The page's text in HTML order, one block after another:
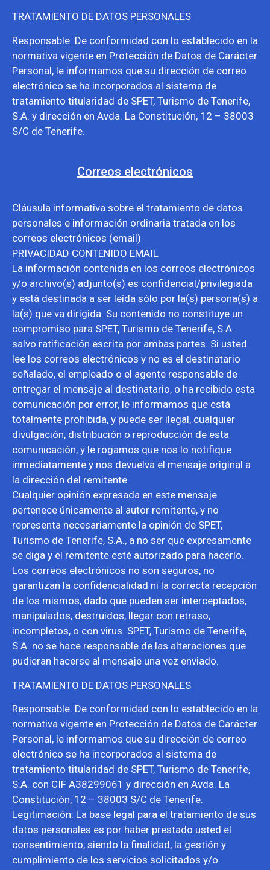
TRATAMIENTO DE DATOS PERSONALES
Responsable: De conformidad con lo establecido en la
normativa vigente en Protección de Datos de Carácter
Personal, le informamos que su dirección de correo
electrónico se ha incorporados al sistema de
tratamiento titularidad de SPET, Turismo de Tenerife,
S.A. y dirección en Avda. La Constitución, 12 – 38003
S/C de Tenerife.
Correos electrónicos
Cláusula informativa sobre el tratamiento de datos
personales e información ordinaria tratada en los
correos electrónicos (email)
PRIVACIDAD CONTENIDO EMAIL
La información contenida en los correos electrónicos
y/o archivo(s) adjunto(s) es confidencial/privilegiada
y está destinada a ser leída sólo por la(s) persona(s) a
la(s) que va dirigida. Su contenido no constituye un
compromiso para SPET, Turismo de Tenerife, S.A.
salvo ratificación escrita por ambas partes. Si usted
lee los correos electrónicos y no es el destinatario
señalado, el empleado o el agente responsable de
entregar el mensaje al destinatario, o ha recibido esta
comunicación por error, le informamos que está
totalmente prohibida, y puede ser ilegal, cualquier
divulgación, distribución o reproducción de esta
comunicación, y le rogamos que nos lo notifique
inmediatamente y nos devuelva el mensaje original a
la dirección del remitente.
Cualquier opinión expresada en este mensaje
pertenece únicamente al autor remitente, y no
representa necesariamente la opinión de SPET,
Turismo de Tenerife, S.A., a no ser que expresamente
se diga y el remitente esté autorizado para hacerlo.
Los correos electrónicos no son seguros, no
garantizan la confidencialidad ni la correcta recepción
de los mismos, dado que pueden ser interceptados,
manipulados, destruidos, llegar con retraso,
incompletos, o con virus. SPET, Turismo de Tenerife,
S.A. no se hace responsable de las alteraciones que
pudieran hacerse al mensaje una vez enviado.
TRATAMIENTO DE DATOS PERSONALES
Responsable: De conformidad con lo establecido en la
normativa vigente en Protección de Datos de Carácter
Personal, le informamos que su dirección de correo
electrónico se ha incorporados al sistema de
tratamiento titularidad de SPET, Turismo de Tenerife,
S.A. con CIF A38299061 y dirección en Avda. La
Constitución, 12 – 38003 S/C de Tenerife.
Legitimación: La base legal para el tratamiento de sus
datos personales es por haber prestado usted el
consentimiento, siendo la finalidad, la gestión y
cumplimiento de los servicios solicitados y/o